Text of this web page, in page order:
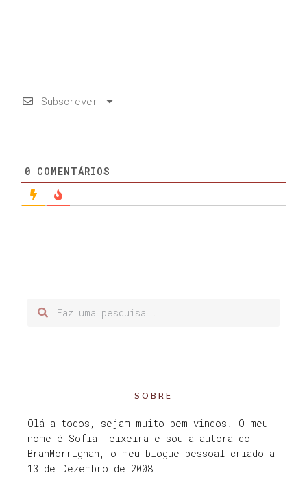
Subscrever
0 COMENTÁRIOS
SOBRE
Olá a todos, sejam muito bem-vindos! O meu
nome é Sofia Teixeira e sou a autora do
BranMorrighan, o meu blogue pessoal criado a
13 de Dezembro de 2008.